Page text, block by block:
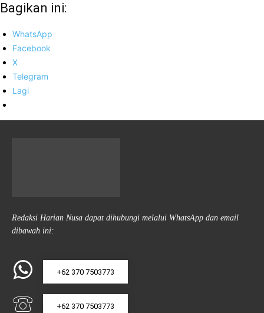
Bagikan ini:
WhatsApp
Facebook
X
Telegram
Lagi
Redaksi Harian Nusa dapat dihubungi melalui WhatsApp dan email
dibawah ini:
+62 370 7503773
+62 370 7503773